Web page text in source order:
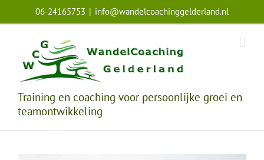
inhoud
06-24165753 | info@wandelcoachinggelderland.nl
Training en coaching voor persoonlijke groei en
teamontwikkeling